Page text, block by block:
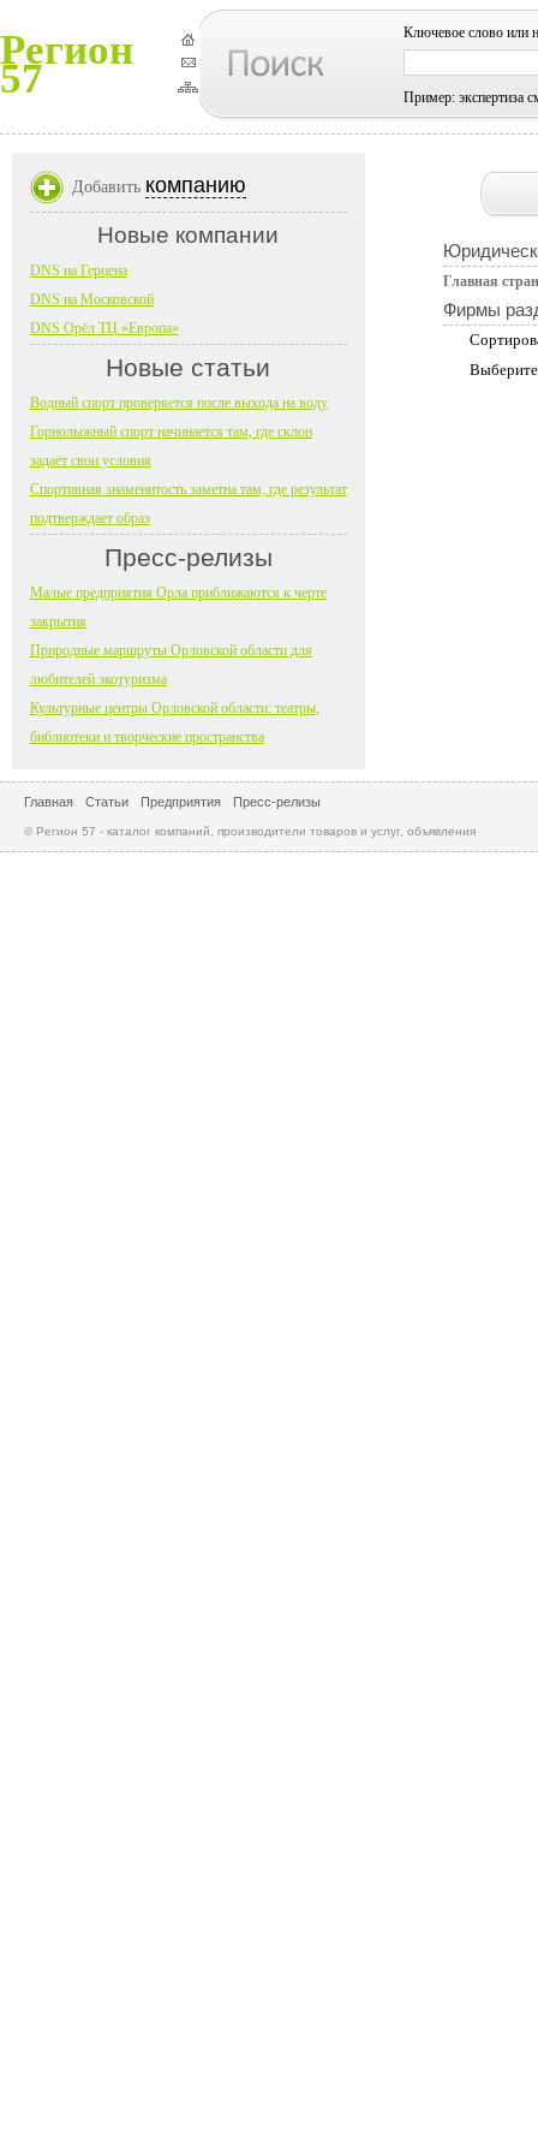
Регион
57
Ключевое слово или
Пример: экспертиза
Главная
Фирмы
Добавить компанию
Новые компании
DNS на Герцена
DNS на Московской
DNS Орёл ТЦ «Европа»
Новые статьи
Водный спорт проверяется после выхода на воду
Горнолыжный спорт начинается там, где склон
задаёт свои условия
Спортивная знаменитость заметна там, где результат
подтверждает образ
Пресс-релизы
Малые предприятия Орла приближаются к черте
закрытия
Природные маршруты Орловской области для
любителей экотуризма
Культурные центры Орловской области: театры,
библиотеки и творческие пространства
Главная Статьи Предприятия Пресс-релизы
© Регион 57 - каталог компаний, производители товаров и услуг, объявления